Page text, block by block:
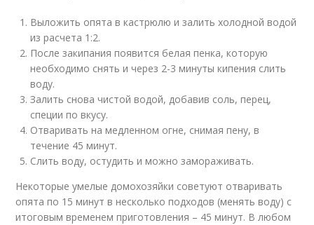
Выложить опята в кастрюлю и залить холодной водой
из расчета 1:2.
После закипания появится белая пенка, которую
необходимо снять и через 2-3 минуты кипения слить
воду.
Залить снова чистой водой, добавив соль, перец,
специи по вкусу.
Отваривать на медленном огне, снимая пену, в
течение 45 минут.
Слить воду, остудить и можно замораживать.
Некоторые умелые домохозяйки советуют отваривать
опята по 15 минут в несколько подходов (менять воду) с
итоговым временем приготовления – 45 минут. В любом